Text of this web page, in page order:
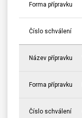
Forma přípravku
Číslo schválení
Název přípravku
Forma přípravku
Číslo schválení